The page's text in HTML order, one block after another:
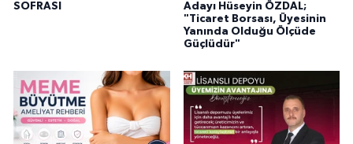
SOFRASI
Adayı Hüseyin ÖZDAL;
"Ticaret Borsası, Üyesinin
Yanında Olduğu Ölçüde
Güçlüdür"